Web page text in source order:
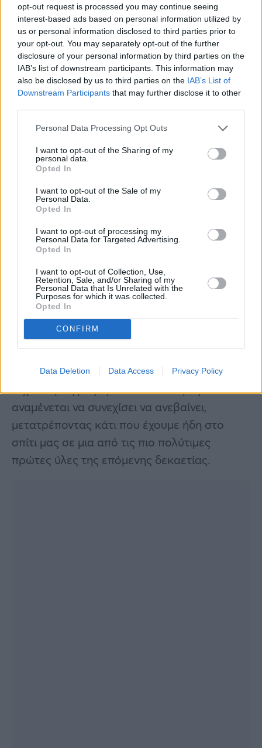
opt-out request is processed you may continue seeing
interest-based ads based on personal information utilized by
us or personal information disclosed to third parties prior to
your opt-out. You may separately opt-out of the further
disclosure of your personal information by third parties on the
IAB’s list of downstream participants. This information may
also be disclosed by us to third parties on the IAB’s List of
Downstream Participants that may further disclose it to other
Personal Data Processing Opt Outs
I want to opt-out of the Sharing of my
personal data.
Opted In
I want to opt-out of the Sale of my
Personal Data.
Opted In
I want to opt-out of processing my
Personal Data for Targeted Advertising.
Opted In
I want to opt-out of Collection, Use,
Retention, Sale, and/or Sharing of my
Personal Data that Is Unrelated with the
Purposes for which it was collected.
Opted In
CONFIRM
Data Deletion Data Access Privacy Policy
Στις ΗΠΑ, η συμμαχία μεγάλων
αυτοκινητοβιομηχανιών και προμηθευτών
έστειλε έκκληση στην κυβέρνηση,
επισημαίνοντας τον κίνδυνο έλλειψης των
απαραίτητων μαγνητών. Παρά τις
προσπάθειες για ανακύκλωση και εξόρυξη
σε άλλες χώρες, η Κίνα παραμένει κυρίαρχη
στην επεξεργασία, καθιστώντας το
πρόβλημα ιδιαίτερα σύνθετο και
μακροχρόνιο.
Καθώς η ζήτηση για ηλεκτροκίνηση
εκτοξεύεται, η ανάγκη για αυτούς τους
σπάνιους μαγνήτες γίνεται πιο επιτακτική
από ποτέ. Όλοι πλέον μιλούν για τον «μαύρο
χρυσό» που κρατά στα χέρια του την
τεχνολογική μας πρόοδο — και η αξία του
αναμένεται να συνεχίσει να ανεβαίνει,
μετατρέποντας κάτι που έχουμε ήδη στο
σπίτι μας σε μια από τις πιο πολύτιμες
πρώτες ύλες της επόμενης δεκαετίας.